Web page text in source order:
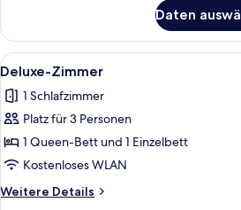
Zweibettzimmer
Daten
Alle
Fotos
für
Deluxe-
Zimmer
anzeigen
Ein
5
Deluxe-Zimmer
1 Schlafzimmer
Platz für 3 Personen
1 Queen-Bett und 1 Einzelbett
Kostenloses WLAN
Weitere Details
Weitere